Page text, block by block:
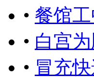
• 餐馆
• 白宫
• 冒充